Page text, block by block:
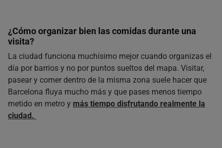
¿Cómo organizar bien las comidas durante una
visita?
La ciudad funciona muchísimo mejor cuando organizas el
día por barrios y no por puntos sueltos del mapa. Visitar,
pasear y comer dentro de la misma zona suele hacer que
Barcelona fluya mucho más y que pases menos tiempo
metido en metro y más tiempo disfrutando realmente la
ciudad.